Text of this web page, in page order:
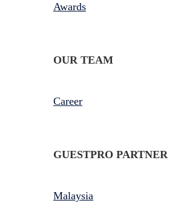
Awards
OUR TEAM
Career
GUESTPRO PARTNER
Malaysia